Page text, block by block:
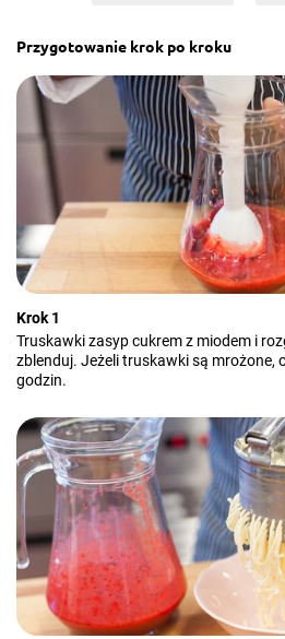
Przygotowanie krok po kroku
Krok 1
Truskawki zasyp cukrem z miodem i
zblenduj. Jeżeli truskawki są mrożone,
godzin.